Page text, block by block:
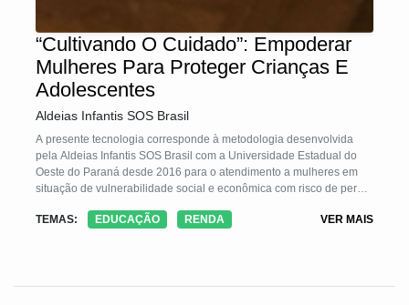
“Cultivando O Cuidado”: Empoderar
Mulheres Para Proteger Crianças E
Adolescentes
Aldeias Infantis SOS Brasil
A presente tecnologia corresponde à metodologia desenvolvida
pela Aldeias Infantis SOS Brasil com a Universidade Estadual do
Oeste do Paraná desde 2016 para o atendimento a mulheres em
situação de vulnerabilidade social e econômica com risco de perda
cuidado com a criança e o adolescente envolvem o bem-estar de
acompanhamento psicológico e direcionamento profissional de
TEMAS: EDUCAÇÃO RENDA VER MAIS